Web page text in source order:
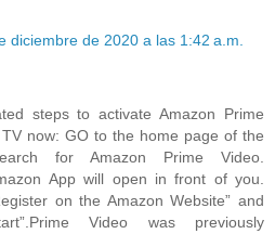
diciembre de 2020 a las 1:42 a.m.
steps to activate Amazon Prime
now: GO to the home page of the
for Amazon Prime Video.
App will open in front of you.
on the Amazon Website” and
Video was previously